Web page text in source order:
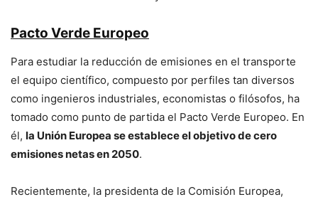
Pacto Verde Europeo
Para estudiar la reducción de emisiones en el transporte
el equipo científico, compuesto por perfiles tan diversos
como ingenieros industriales, economistas o filósofos, ha
tomado como punto de partida el Pacto Verde Europeo. En
él, la Unión Europea se establece el objetivo de cero
emisiones netas en 2050.
Recientemente, la presidenta de la Comisión Europea,